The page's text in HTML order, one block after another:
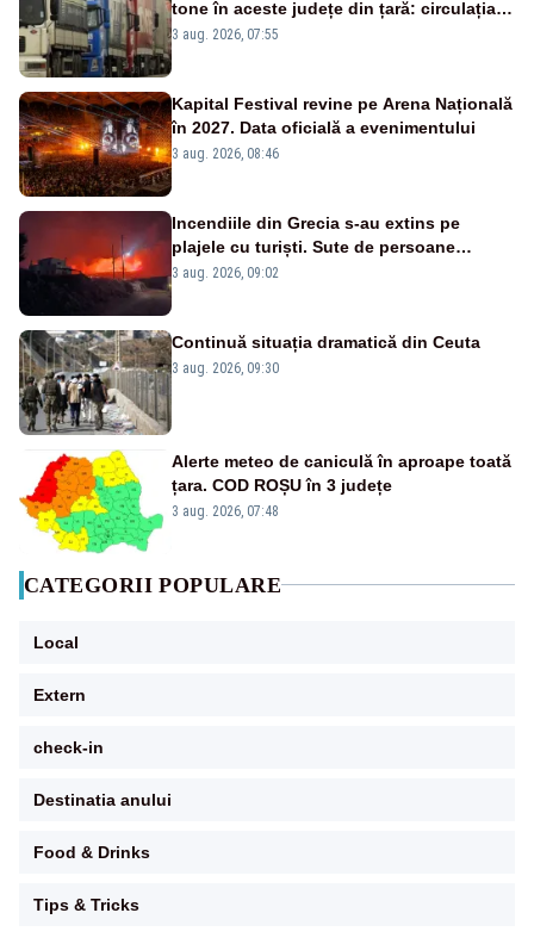
tone în aceste județe din țară: circulația
este interzisă luni, între orele 12:00 și
3 aug. 2026, 07:55
Kapital Festival revine pe Arena Națională
în 2027. Data oficială a evenimentului
3 aug. 2026, 08:46
Incendiile din Grecia s-au extins pe
plajele cu turiști. Sute de persoane
evacuate pe mare, drumuri blocate de
3 aug. 2026, 09:02
Continuă situația dramatică din Ceuta
3 aug. 2026, 09:30
Alerte meteo de caniculă în aproape toată
țara. COD ROȘU în 3 județe
3 aug. 2026, 07:48
CATEGORII POPULARE
Local
Extern
check-in
Destinatia anului
Food & Drinks
Tips & Tricks